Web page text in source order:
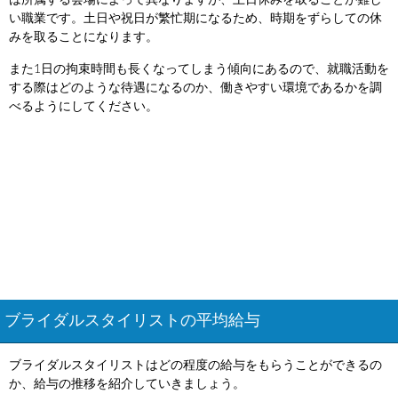
い職業です。土日や祝日が繁忙期になるため、時期をずらしての休
みを取ることになります。
また1日の拘束時間も長くなってしまう傾向にあるので、就職活動を
する際はどのような待遇になるのか、働きやすい環境であるかを調
べるようにしてください。
ブライダルスタイリストの平均給与
ブライダルスタイリストはどの程度の給与をもらうことができるの
か、給与の推移を紹介していきましょう。